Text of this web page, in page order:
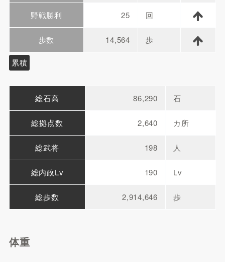
野戦勝利 25 回
歩数 14,564 歩
累積
総石高 86,290 石
総拠点数 2,640 カ所
総武将 198 人
総内政Lv 190 Lv
総歩数 2,914,646 歩
体重